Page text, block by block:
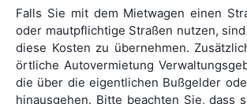
Falls Sie mit dem Mietwagen einen
oder mautpflichtige Straßen nutzen,
diese Kosten zu übernehmen.
örtliche Autovermietung
die über die eigentlichen Bußgelder
hinausgehen. Bitte beachten Sie, dass